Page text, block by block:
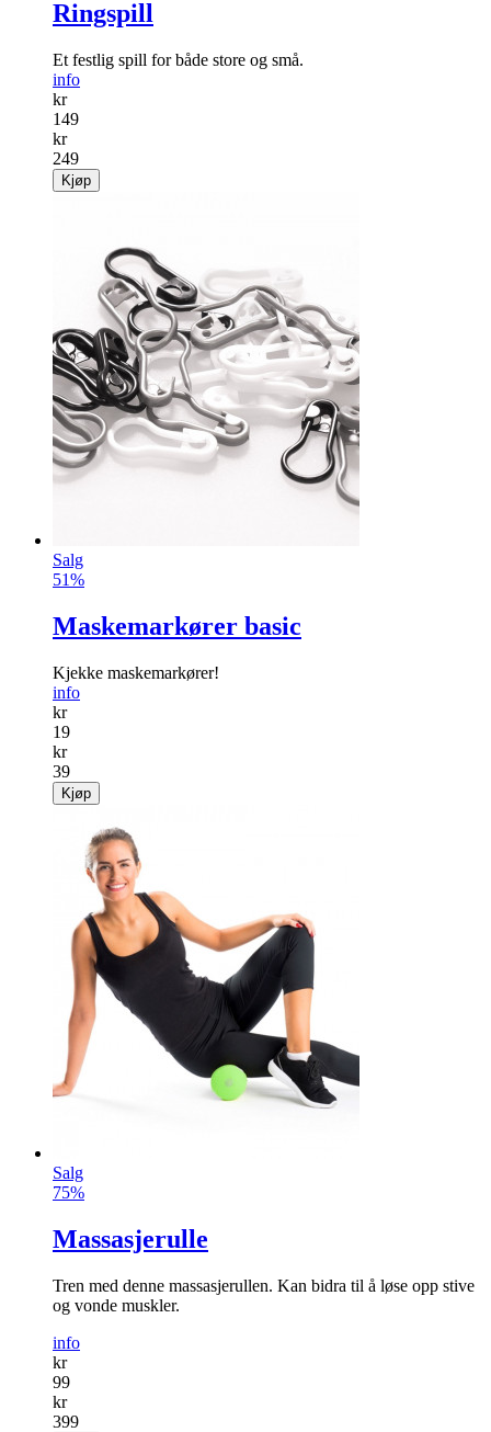
Ringspill
Et festlig spill for både store og små.
info
kr
149
kr
249
Kjøp
Salg
51%
Maskemarkører basic
Kjekke maskemarkører!
info
kr
19
kr
39
Kjøp
Salg
75%
Massasjerulle
Tren med denne massasjerullen. Kan bidra til å løse opp stive
og vonde muskler.
info
kr
99
kr
399